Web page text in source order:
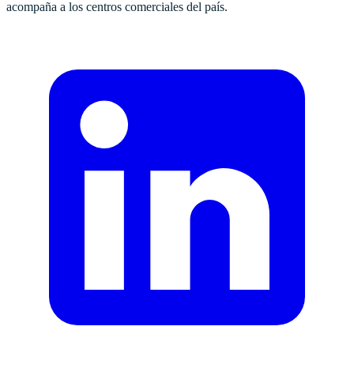
acompaña a los centros comerciales del país.